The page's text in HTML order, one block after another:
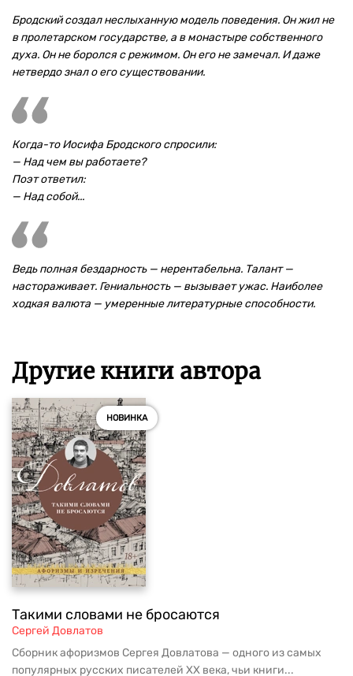
Бродский создал неслыханную модель поведения. Он жил не
в пролетарском государстве, а в монастыре собственного
духа. Он не боролся с режимом. Он его не замечал. И даже
нетвердо знал о его существовании.
Когда-то Иосифа Бродского спросили:
— Над чем вы работаете?
Поэт ответил:
— Над собой...
Ведь полная бездарность — нерентабельна. Талант —
настораживает. Гениальность — вызывает ужас. Наиболее
ходкая валюта — умеренные литературные способности.
Другие книги автора
НОВИНКА
Такими словами не бросаются
Сергей Довлатов
Сборник афоризмов Сергея Довлатова — одного из самых
популярных русских писателей ХХ века, чьи книги...